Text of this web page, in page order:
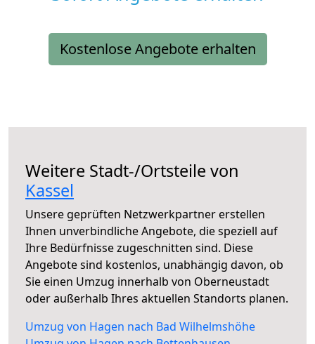
Kostenlose Angebote erhalten
Weitere Stadt-/Ortsteile von
Kassel
Unsere geprüften Netzwerkpartner erstellen
Ihnen unverbindliche Angebote, die speziell auf
Ihre Bedürfnisse zugeschnitten sind. Diese
Angebote sind kostenlos, unabhängig davon, ob
Sie einen Umzug innerhalb von Oberneustadt
oder außerhalb Ihres aktuellen Standorts planen.
Umzug von Hagen nach Bad Wilhelmshöhe